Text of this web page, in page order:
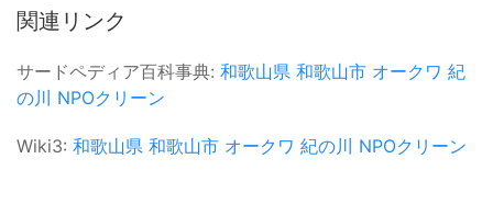
関連リンク
サードペディア百科事典: 和歌山県 和歌山市 オークワ 紀
の川 NPOクリーン
Wiki3: 和歌山県 和歌山市 オークワ 紀の川 NPOクリーン